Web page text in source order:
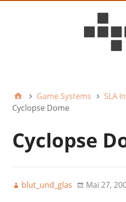
Game Systems
SLA
Cyclopse Dome
Cyclopse
blut_und_glas Mai 27,